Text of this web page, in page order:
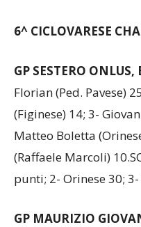
6^ CICLOVARESE
GP SESTERO
Florian (Ped. Pavese)
(Figinese) 14; 3-
Matteo Boletta
(Raffaele Marcoli)
punti; 2- Orinese 30;
GP MAURIZIO